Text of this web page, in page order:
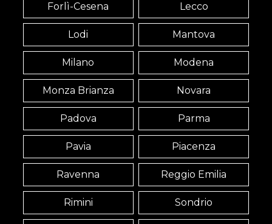
Forlì-Cesena Lecco
Lodi Mantova
Milano Modena
Monza Brianza Novara
Padova Parma
Pavia Piacenza
Ravenna Reggio Emilia
Rimini Sondrio